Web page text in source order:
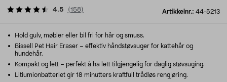
Artikkelnr.: 44-5213
4.5 (158)
Hold gulv, møbler eller bil fri for hår og smuss.
Bissell Pet Hair Eraser – effektiv håndstøvsuger for kattehår og
hundehår.
Kompakt og lett – perfekt å ha lett tilgjengelig for daglig støvsuging.
Litiumionbatteriet gir 18 minutters kraftfull trådløs rengjøring.